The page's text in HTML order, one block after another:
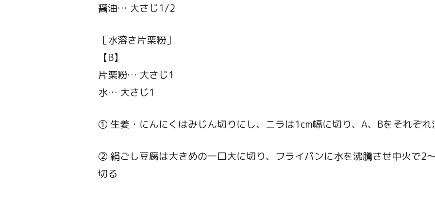
醤油… 大さじ1/2
［水溶き片栗粉］
【B】
片栗粉… 大さじ1
水… 大さじ1
① 生姜・にんにくはみじん切りにし、ニラは1cm幅に切り、A、Bをそれぞれ
② 絹ごし豆腐は大きめの一口大に切り、フライパンに水を沸騰させ中火で2
切る